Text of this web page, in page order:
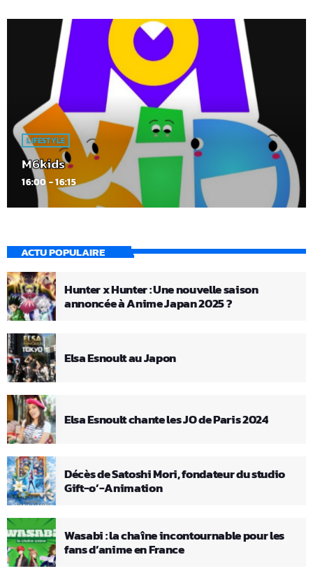
LIFESTYLE
M6kids
16:00 - 16:15
ACTU POPULAIRE
Hunter x Hunter : Une nouvelle saison
annoncée à Anime Japan 2025 ?
Elsa Esnoult au Japon
Elsa Esnoult chante les JO de Paris 2024
Décès de Satoshi Mori, fondateur du studio
Gift-o’-Animation
Wasabi : la chaîne incontournable pour les
fans d’anime en France